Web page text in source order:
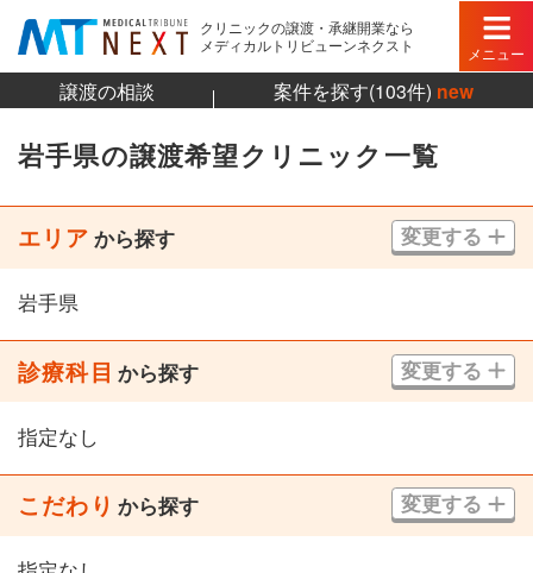
クリニックの譲渡・承継開業なら
メディカルトリビューンネクスト
メニュー
譲渡の相談 案件を探す(103件) new
岩手県の譲渡希望クリニック一覧
エリア から探す 変更する
岩手県
診療科目 から探す 変更する
指定なし
こだわり から探す 変更する